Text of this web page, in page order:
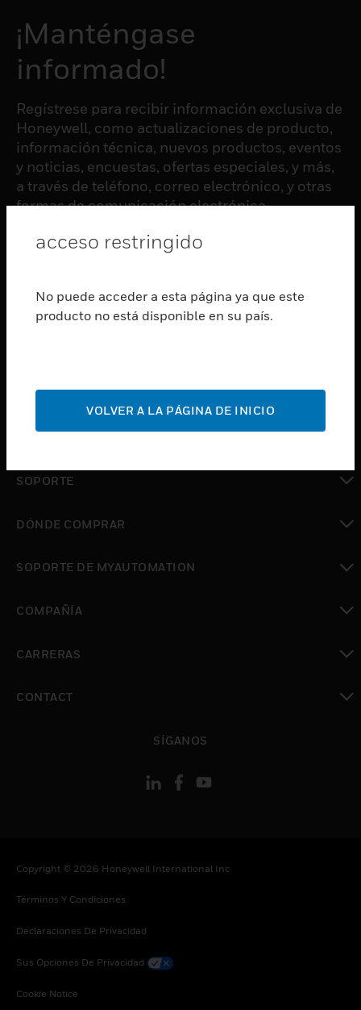
¡Manténgase
informado!
Regístrese para recibir información exclusiva de
Honeywell, como actualizaciones de producto,
información técnica, nuevos productos, eventos
y noticias, encuestas, ofertas especiales, y más,
a través de teléfono, correo electrónico, y otras
formas de comunicación electrónica.
SUSCRIBIRSE
PRODUCTOS
SERVICIOS
Cambiar vista
SOPORTE
DÓNDE COMPRAR
SOPORTE DE MYAUTOMATION
COMPAÑÍA
CARRERAS
CONTACT
SÍGANOS
Copyright © 2026 Honeywell International Inc
Términos Y Condiciones
Declaraciones De Privacidad
Sus Opciones De Privacidad
Cookie Notice
acceso restringido
No puede acceder a esta página ya que este
producto no está disponible en su país.
VOLVER A LA PÁGINA DE INICIO